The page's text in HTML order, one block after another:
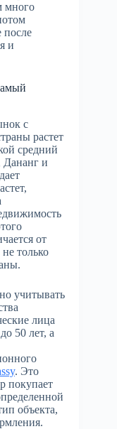
много
после
и
с
растет
средний
и
от
только
учитывать
лица
50 лет, а
. Это
покупает
объекта,